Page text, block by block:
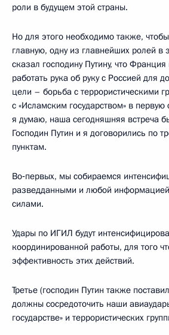
роли в будущем этой страны.
Но для этого необходимо также,
главную, одну из главнейших ролей в
сказал господину Путину, что
работать рука об руку с Россией для
цели – борьба с террористическими
с «Исламским государством» в первую
я думаю, наша сегодняшняя встреча
Господин Путин и я договорились по
пунктам.
Во‑первых, мы собираемся
разведданными и любой
силами.
Удары по ИГИЛ будут
координированной работы, для того
эффективность этих действий.
Третье (господин Путин также
должны сосредоточить наши
государстве» и террористических